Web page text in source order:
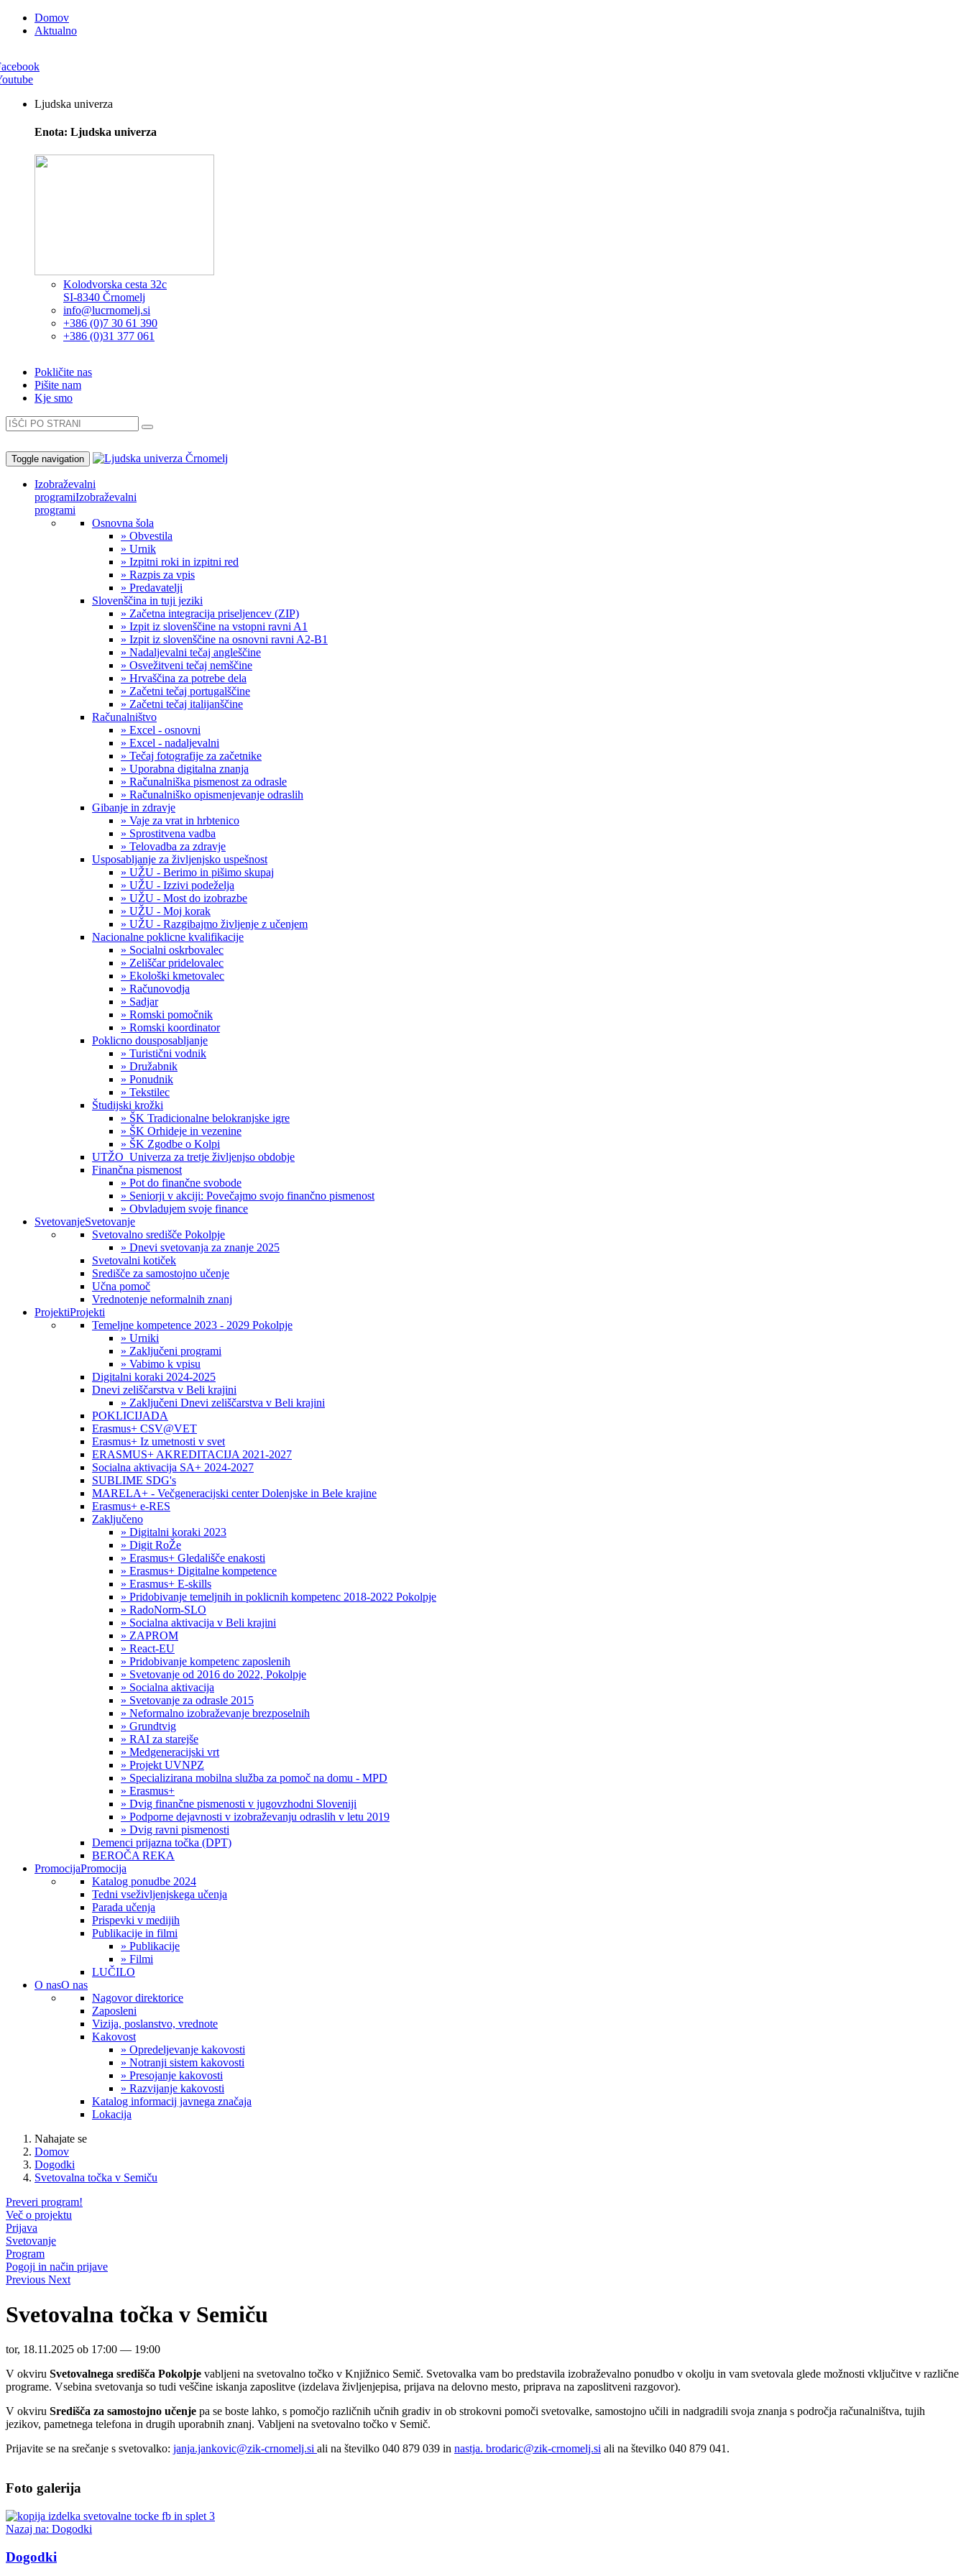
Domov
Aktualno
Ljudska univerza
Enota: Ljudska univerza
Kolodvorska cesta 32c
SI-8340 Črnomelj
info@lucrnomelj.si
+386 (0)7 30 61 390
+386 (0)31 377 061
Pokličite nas
Pišite nam
Kje smo
Toggle navigation
Izobraževalni
programiIzobraževalni
programi
Osnovna šola
» Obvestila
» Urnik
» Izpitni roki in izpitni red
» Razpis za vpis
» Predavatelji
Slovenščina in tuji jeziki
» Začetna integracija priseljencev (ZIP)
» Izpit iz slovenščine na vstopni ravni A1
» Izpit iz slovenščine na osnovni ravni A2-B1
» Nadaljevalni tečaj angleščine
» Osvežitveni tečaj nemščine
» Hrvaščina za potrebe dela
» Začetni tečaj portugalščine
» Začetni tečaj italijanščine
Računalništvo
» Excel - osnovni
» Excel - nadaljevalni
» Tečaj fotografije za začetnike
» Uporabna digitalna znanja
» Računalniška pismenost za odrasle
» Računalniško opismenjevanje odraslih
Gibanje in zdravje
» Vaje za vrat in hrbtenico
» Sprostitvena vadba
» Telovadba za zdravje
Usposabljanje za življenjsko uspešnost
» UŽU - Berimo in pišimo skupaj
» UŽU - Izzivi podeželja
» UŽU - Most do izobrazbe
» UŽU - Moj korak
» UŽU - Razgibajmo življenje z učenjem
Nacionalne poklicne kvalifikacije
» Socialni oskrbovalec
» Zeliščar pridelovalec
» Ekološki kmetovalec
» Računovodja
» Sadjar
» Romski pomočnik
» Romski koordinator
Poklicno dousposabljanje
» Turistični vodnik
» Družabnik
» Ponudnik
» Tekstilec
Študijski krožki
» ŠK Tradicionalne belokranjske igre
» ŠK Orhideje in vezenine
» ŠK Zgodbe o Kolpi
UTŽO_Univerza za tretje življenjso obdobje
Finančna pismenost
» Pot do finančne svobode
» Seniorji v akciji: Povečajmo svojo finančno pismenost
» Obvladujem svoje finance
SvetovanjeSvetovanje
Svetovalno središče Pokolpje
» Dnevi svetovanja za znanje 2025
Svetovalni kotiček
Središče za samostojno učenje
Učna pomoč
Vrednotenje neformalnih znanj
ProjektiProjekti
Temeljne kompetence 2023 - 2029 Pokolpje
» Urniki
» Zaključeni programi
» Vabimo k vpisu
Digitalni koraki 2024-2025
Dnevi zeliščarstva v Beli krajini
» Zaključeni Dnevi zeliščarstva v Beli krajini
POKLICIJADA
Erasmus+ CSV@VET
Erasmus+ Iz umetnosti v svet
ERASMUS+ AKREDITACIJA 2021-2027
Socialna aktivacija SA+ 2024-2027
SUBLIME SDG's
MARELA+ - Večgeneracijski center Dolenjske in Bele krajine
Erasmus+ e-RES
Zaključeno
» Digitalni koraki 2023
» Digit RoŽe
» Erasmus+ Gledališče enakosti
» Erasmus+ Digitalne kompetence
» Erasmus+ E-skills
» Pridobivanje temeljnih in poklicnih kompetenc 2018-2022 Pokolpje
» RadoNorm-SLO
» Socialna aktivacija v Beli krajini
» ZAPROM
» React-EU
» Pridobivanje kompetenc zaposlenih
» Svetovanje od 2016 do 2022, Pokolpje
» Socialna aktivacija
» Svetovanje za odrasle 2015
» Neformalno izobraževanje brezposelnih
» Grundtvig
» RAI za starejše
» Medgeneracijski vrt
» Projekt UVNPZ
» Specializirana mobilna služba za pomoč na domu - MPD
» Erasmus+
» Dvig finančne pismenosti v jugovzhodni Sloveniji
» Podporne dejavnosti v izobraževanju odraslih v letu 2019
» Dvig ravni pismenosti
Demenci prijazna točka (DPT)
BEROČA REKA
PromocijaPromocija
Katalog ponudbe 2024
Tedni vseživljenjskega učenja
Parada učenja
Prispevki v medijih
Publikacije in filmi
» Publikacije
» Filmi
LUČILO
O nasO nas
Nagovor direktorice
Zaposleni
Vizija, poslanstvo, vrednote
Kakovost
» Opredeljevanje kakovosti
» Notranji sistem kakovosti
» Presojanje kakovosti
» Razvijanje kakovosti
Katalog informacij javnega značaja
Lokacija
Nahajate se
Domov
Dogodki
Svetovalna točka v Semiču
Preveri program!
Več o projektu
Prijava
Svetovanje
Program
Pogoji in način prijave
Previous Next
Svetovalna točka v Semiču
tor, 18.11.2025 ob 17:00 — 19:00
V okviru Svetovalnega središča Pokolpje vabljeni na svetovalno točko v Knjižnico Semič. Svetovalka vam bo predstavila izobraževalno ponudbo v okolju in vam svetovala glede možnosti vključitve v različne
programe. Vsebina svetovanja so tudi veščine iskanja zaposlitve (izdelava življenjepisa, prijava na delovno mesto, priprava na zaposlitveni razgovor).
V okviru Središča za samostojno učenje pa se boste lahko, s pomočjo različnih učnih gradiv in ob strokovni pomoči svetovalke, samostojno učili in nadgradili svoja znanja s področja računalništva, tujih
jezikov, pametnega telefona in drugih uporabnih znanj. Vabljeni na svetovalno točko v Semič.
Prijavite se na srečanje s svetovalko: janja.jankovic@zik-crnomelj.si ali na številko 040 879 039 in nastja. brodaric@zik-crnomelj.si ali na številko 040 879 041.
Foto galerija
Nazaj na: Dogodki
Dogodki